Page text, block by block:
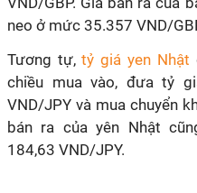
neo ở mức 35.357 VND/
Tương tự, tỷ giá yen Nhật
chiều mua vào, đưa tỷ
VND/JPY và mua chuyển
bán ra của yên Nhật
184,63 VND/JPY.